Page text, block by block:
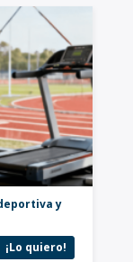
y
¡Lo quiero!